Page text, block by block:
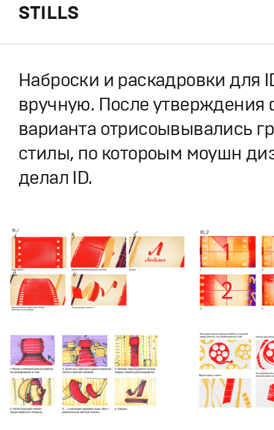
STILLS
Наброски и раскадровки для
вручную. После утверждения
варианта отрисоывывались
стилы, по котороым моушн
делал ID.